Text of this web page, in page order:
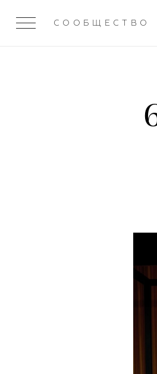
СООБЩЕСТВО